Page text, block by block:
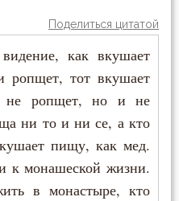
Поделиться цитатой
как вкушает
ропщет, тот вкушает
не ропщет, но и не
ни то и ни се, а кто
пищу, как мед.
к монашеской жизни.
в монастыре, кто